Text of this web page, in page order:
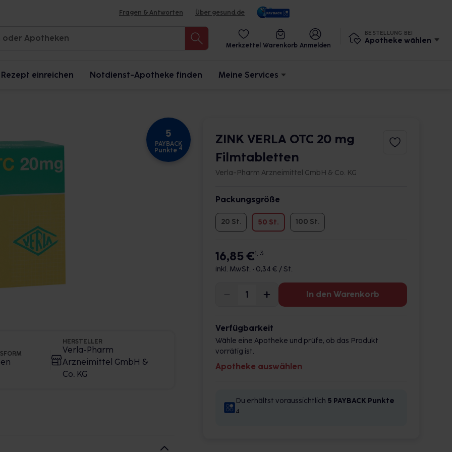
Fragen & Antworten Über gesund.de
Merkzettel Warenkorb Anmelden
BESTELLUNG BEI
Apotheke wählen
Rezept einreichen Notdienst-Apotheke finden Meine Services
5
PAYBACK
Punkte 4
HERSTELLER
Verla-Pharm
Arzneimittel GmbH &
Co. KG
ZINK VERLA OTC 20 mg
Filmtabletten
Verla-Pharm Arzneimittel GmbH & Co. KG
Packungsgröße
20 St. 50 St. 100 St.
16,85 €1, 3
inkl. MwSt. • 0,34 € / St.
In den Warenkorb
Verfügbarkeit
Wähle eine Apotheke und prüfe, ob das Produkt
vorrätig ist.
Apotheke auswählen
Du erhältst voraussichtlich 5 PAYBACK Punkte
4